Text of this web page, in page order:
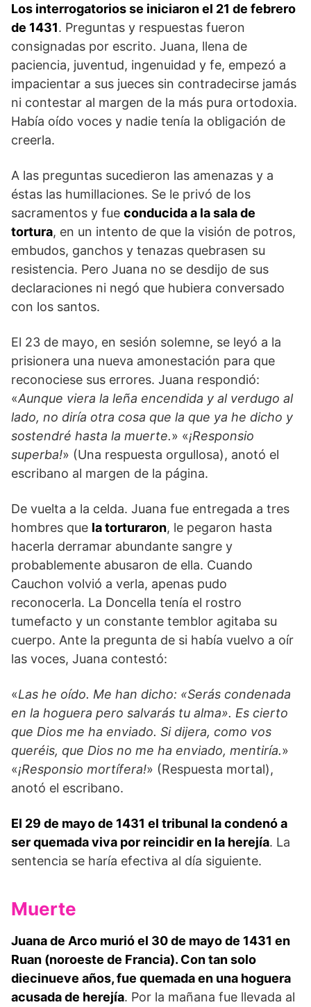
Los interrogatorios se iniciaron el 21 de febrero
de 1431. Preguntas y respuestas fueron
consignadas por escrito. Juana, llena de
paciencia, juventud, ingenuidad y fe, empezó a
impacientar a sus jueces sin contradecirse jamás
ni contestar al margen de la más pura ortodoxia.
Había oído voces y nadie tenía la obligación de
creerla.
A las preguntas sucedieron las amenazas y a
éstas las humillaciones. Se le privó de los
sacramentos y fue conducida a la sala de
tortura, en un intento de que la visión de potros,
embudos, ganchos y tenazas quebrasen su
resistencia. Pero Juana no se desdijo de sus
declaraciones ni negó que hubiera conversado
con los santos.
El 23 de mayo, en sesión solemne, se leyó a la
prisionera una nueva amonestación para que
reconociese sus errores. Juana respondió:
«Aunque viera la leña encendida y al verdugo al
lado, no diría otra cosa que la que ya he dicho y
sostendré hasta la muerte.» «¡Responsio
superba!» (Una respuesta orgullosa), anotó el
escribano al margen de la página.
De vuelta a la celda. Juana fue entregada a tres
hombres que la torturaron, le pegaron hasta
hacerla derramar abundante sangre y
probablemente abusaron de ella. Cuando
Cauchon volvió a verla, apenas pudo
reconocerla. La Doncella tenía el rostro
tumefacto y un constante temblor agitaba su
cuerpo. Ante la pregunta de si había vuelvo a oír
las voces, Juana contestó:
«Las he oído. Me han dicho: «Serás condenada
en la hoguera pero salvarás tu alma». Es cierto
que Dios me ha enviado. Si dijera, como vos
queréis, que Dios no me ha enviado, mentiría.»
«¡Responsio mortífera!» (Respuesta mortal),
anotó el escribano.
El 29 de mayo de 1431 el tribunal la condenó a
ser quemada viva por reincidir en la herejía. La
sentencia se haría efectiva al día siguiente.
Muerte
Juana de Arco murió el 30 de mayo de 1431 en
Ruan (noroeste de Francia). Con tan solo
diecinueve años, fue quemada en una hoguera
acusada de herejía. Por la mañana fue llevada al